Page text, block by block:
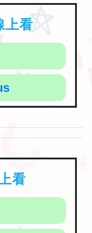
上看
看